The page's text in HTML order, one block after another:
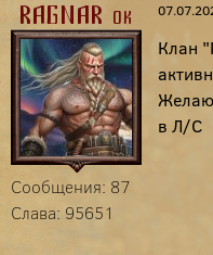
RAGNAR-ok
Сообщения: 87
Слава: 95651
Клан
в Л/С